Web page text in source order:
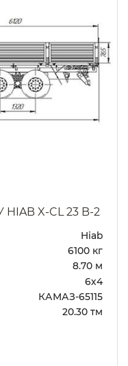
X-CL 23 B-2
Hiab
6100 кг
8.70 м
6х4
КАМАЗ-65115
20.30 тм